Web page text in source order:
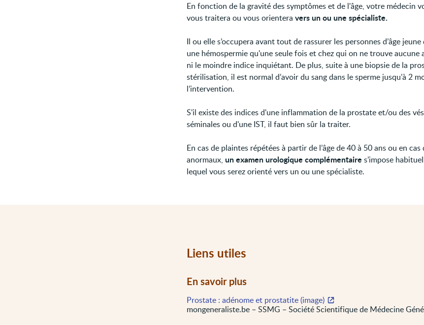
En fonction de la gravité des symptômes et de l'âge, votre médecin
vous traitera ou vous orientera vers un ou une spécialiste.
Il ou elle s’occupera avant tout de rassurer les personnes d’âge jeune
une hémospermie qu'une seule fois et chez qui on ne trouve aucune
ni le moindre indice inquiétant. De plus, suite à une biopsie de la
stérilisation, il est normal d’avoir du sang dans le sperme jusqu’à 2
l’intervention.
S'il existe des indices d'une inflammation de la prostate et/ou des
séminales ou d'une IST, il faut bien sûr la traiter.
En cas de plaintes répétées à partir de l’âge de 40 à 50 ans ou en cas
anormaux, un examen urologique complémentaire s’impose
lequel vous serez orienté vers un ou une spécialiste.
Liens utiles
En savoir plus
Prostate : adénome et prostatite (image)
mongeneraliste.be – SSMG – Société Scientifique de Médecine